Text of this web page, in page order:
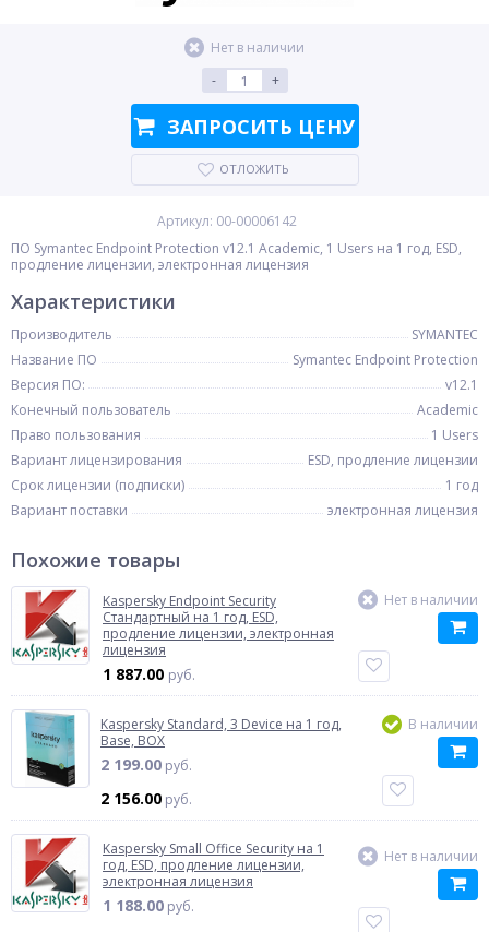
Нет в наличии
-
+
ЗАПРОСИТЬ ЦЕНУ
ОТЛОЖИТЬ
Артикул: 00-00006142
ПО Symantec Endpoint Protection v12.1 Academic, 1 Users на 1 год, ESD,
продление лицензии, электронная лицензия
Характеристики
Производитель
SYMANTEC
Название ПО
Symantec Endpoint Protection
Версия ПО:
v12.1
Конечный пользователь
Academic
Право пользования
1 Users
Вариант лицензирования
ESD, продление лицензии
Срок лицензии (подписки)
1 год
Вариант поставки
электронная лицензия
Похожие товары
Kaspersky Endpoint Security
Стандартный на 1 год, ESD,
продление лицензии, электронная
лицензия
1 887.00 руб.
Нет в наличии
Kaspersky Standard, 3 Device на 1 год,
Base, BOX
2 199.00 руб.
2 156.00 руб.
В наличии
Kaspersky Small Office Security на 1
год, ESD, продление лицензии,
электронная лицензия
1 188.00 руб.
Нет в наличии